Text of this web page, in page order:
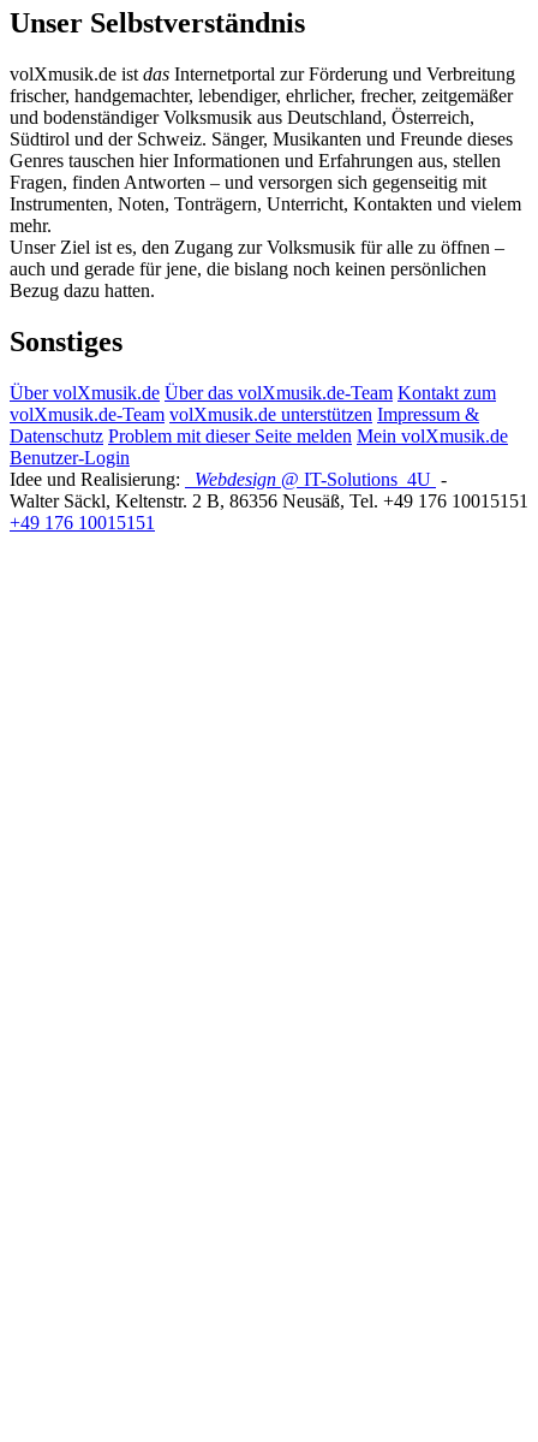
Unser Selbstverständnis
volXmusik.de ist das Internetportal zur Förderung und Verbreitung
frischer, handgemachter, lebendiger, ehrlicher, frecher, zeitgemäßer
und bodenständiger Volksmusik aus Deutschland, Österreich,
Südtirol und der Schweiz. Sänger, Musikanten und Freunde dieses
Genres tauschen hier Informationen und Erfahrungen aus, stellen
Fragen, finden Antworten – und versorgen sich gegenseitig mit
Instrumenten, Noten, Tonträgern, Unterricht, Kontakten und vielem
mehr.
Unser Ziel ist es, den Zugang zur Volksmusik für alle zu öffnen –
auch und gerade für jene, die bislang noch keinen persönlichen
Bezug dazu hatten.
Sonstiges
Über volXmusik.de Über das volXmusik.de-Team Kontakt zum
volXmusik.de-Team volXmusik.de unterstützen Impressum &
Datenschutz Problem mit dieser Seite melden Mein volXmusik.de
Benutzer-Login
Idee und Realisierung:
Webdesign @ IT-Solutions 4U -
Walter Säckl, Keltenstr. 2 B, 86356 Neusäß, Tel. +49 176 10015151
+49 176 10015151